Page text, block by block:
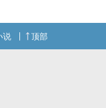
她可以保护他，谁让他
一些“保护费”罢了。感
说 顶部